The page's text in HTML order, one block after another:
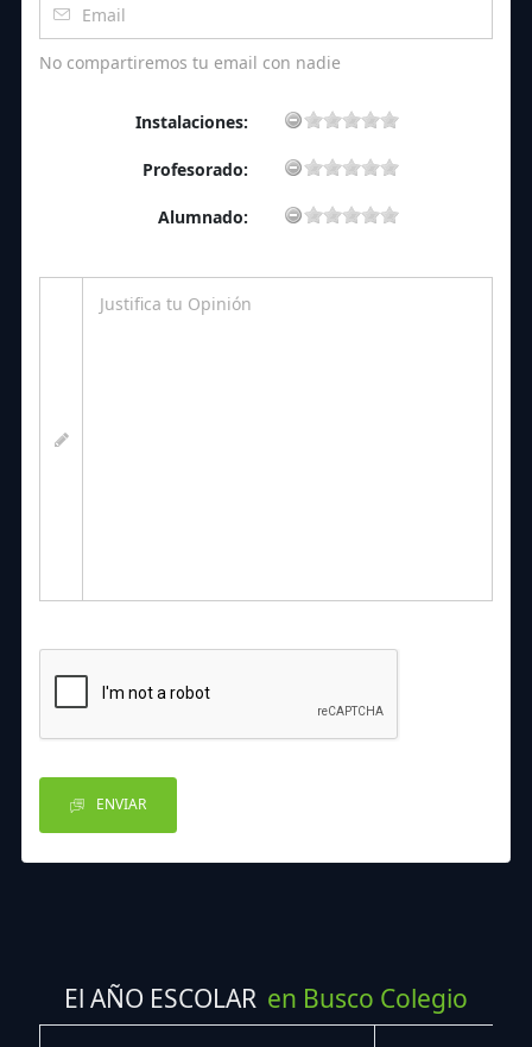
No compartiremos tu email con nadie
Instalaciones:
Profesorado:
Alumnado:
ENVIAR
El AÑO ESCOLAR en Busco Colegio